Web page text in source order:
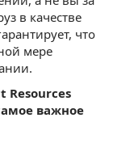
в качестве
что
мере
Resources
важное